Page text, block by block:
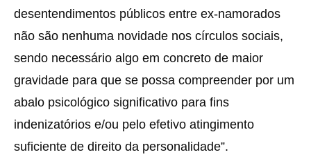
desentendimentos públicos entre ex-namorados
não são nenhuma novidade nos círculos sociais,
sendo necessário algo em concreto de maior
gravidade para que se possa compreender por um
abalo psicológico significativo para fins
indenizatórios e/ou pelo efetivo atingimento
suficiente de direito da personalidade”.